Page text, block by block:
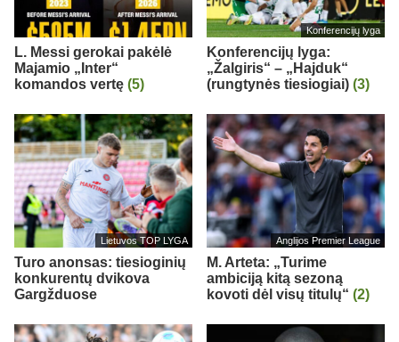
L. Messi gerokai pakėlė
Majamio „Inter“
komandos vertę (5)
Konferencijų lyga
Konferencijų lyga:
„Žalgiris“ – „Hajduk“
(rungtynės tiesiogiai) (3)
Lietuvos TOP LYGA
Turo anonsas: tiesioginių
konkurentų dvikova
Gargžduose
Anglijos Premier League
M. Arteta: „Turime
ambiciją kitą sezoną
kovoti dėl visų titulų“ (2)